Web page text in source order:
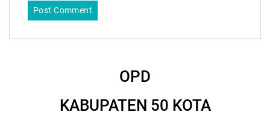
OPD
KABUPATEN 50 KOTA